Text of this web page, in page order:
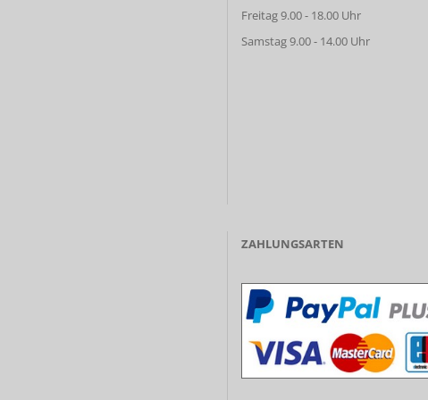
Freitag 9.00 - 18.00 Uhr
Samstag 9.00 - 14.00 Uhr
ZAHLUNGSARTEN